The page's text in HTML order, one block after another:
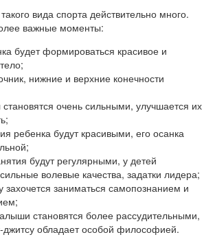
вида спорта действительно много.
важные моменты:
будет формироваться красивое и
нижние и верхние конечности
очень сильными, улучшается их
ребенка будут красивыми, его осанка
будут регулярными, у детей
волевые качества, задатки лидера;
захочется заниматься самопознанием и
становятся более рассудительными,
джитсу обладает особой философией.